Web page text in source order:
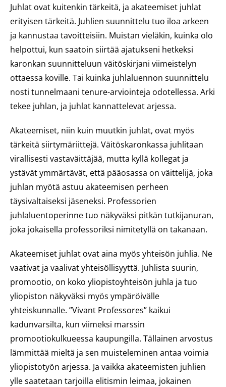
Juhlat ovat kuitenkin tärkeitä, ja akateemiset juhlat
erityisen tärkeitä. Juhlien suunnittelu tuo iloa arkeen
ja kannustaa tavoitteisiin. Muistan vieläkin, kuinka olo
helpottui, kun saatoin siirtää ajatukseni hetkeksi
karonkan suunnitteluun väitöskirjani viimeistelyn
ottaessa koville. Tai kuinka juhlaluennon suunnittelu
nosti tunnelmaani tenure-arviointeja odotellessa. Arki
tekee juhlan, ja juhlat kannattelevat arjessa.
Akateemiset, niin kuin muutkin juhlat, ovat myös
tärkeitä siirtymäriittejä. Väitöskaronkassa juhlitaan
virallisesti vastaväittäjää, mutta kyllä kollegat ja
ystävät ymmärtävät, että pääosassa on väittelijä, joka
juhlan myötä astuu akateemisen perheen
täysivaltaiseksi jäseneksi. Professorien
juhlaluentoperinne tuo näkyväksi pitkän tutkijanuran,
joka jokaisella professoriksi nimitetyllä on takanaan.
Akateemiset juhlat ovat aina myös yhteisön juhlia. Ne
vaativat ja vaalivat yhteisöllisyyttä. Juhlista suurin,
promootio, on koko yliopistoyhteisön juhla ja tuo
yliopiston näkyväksi myös ympäröivälle
yhteiskunnalle. ”Vivant Professores” kaikui
kadunvarsilta, kun viimeksi marssin
promootiokulkueessa kaupungilla. Tällainen arvostus
lämmittää mieltä ja sen muisteleminen antaa voimia
yliopistotyön arjessa. Ja vaikka akateemisten juhlien
ylle saatetaan tarjoilla elitismin leimaa, jokainen